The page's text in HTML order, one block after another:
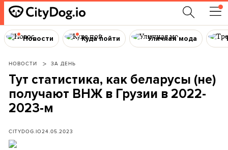
Новости Куда пойти Уличная мода
НОВОСТИ ЗА ДЕНЬ
Тут статистика, как беларусы (не)
получают ВНЖ в Грузии в 2022-
2023-м
CITYDOG.IO24.05.2023